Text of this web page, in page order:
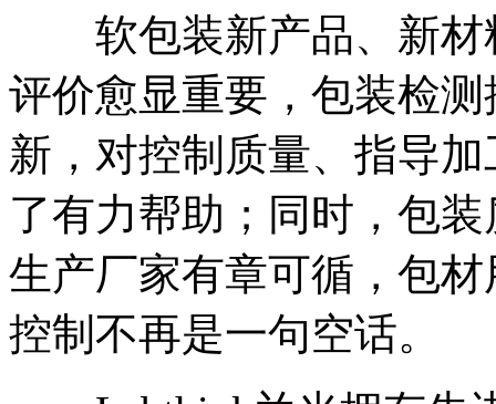
软包装新产品、新材
评价愈显重要，包装检
新，对控制质量、指导
了有力帮助；同时，包
生产厂家有章可循，包
控制不再是一句空话。